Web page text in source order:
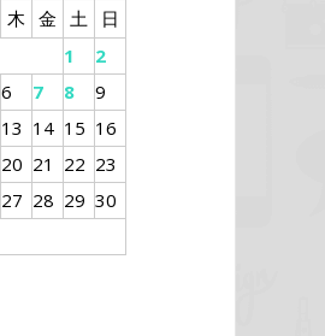
木 金 土
日
1
2
6 7 8
9
13 14 15 16
20 21 22 23
27 28 29 30